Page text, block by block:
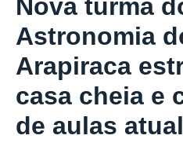
Nova turma
Astronomia
Arapiraca
casa cheia e
de aulas